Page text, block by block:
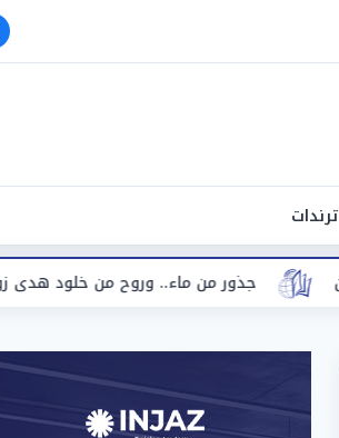
ترندات
جذور من ماء.. وروح من خلود هدى زوين